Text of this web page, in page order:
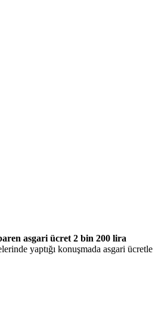
asgari ücret 2 bin 200 lira
yaptığı konuşmada asgari